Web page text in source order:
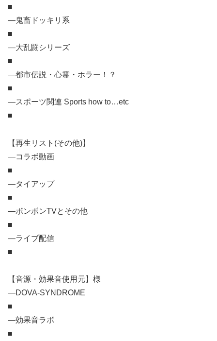
■
―鬼畜ドッキリ系
■
―大乱闘シリーズ
■
―都市伝説・心霊・ホラー！？
■
―スポーツ関連 Sports how to…etc
■
【再生リスト(その他)】
―コラボ動画
■
―タイアップ
■
―ボンボンTVとその他
■
―ライブ配信
■
【音源・効果音使用元】様
―DOVA-SYNDROME
■
―効果音ラボ
■